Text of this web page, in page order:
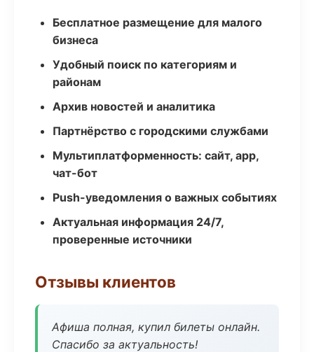
Бесплатное размещение для малого
бизнеса
Удобный поиск по категориям и
районам
Архив новостей и аналитика
Партнёрство с городскими службами
Мультиплатформенность: сайт, app,
чат-бот
Push-уведомления о важных событиях
Актуальная информация 24/7,
проверенные источники
Отзывы клиентов
Афиша полная, купил билеты онлайн.
Спасибо за актуальность!